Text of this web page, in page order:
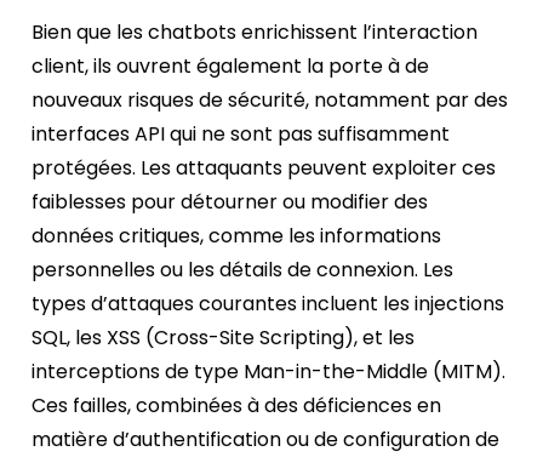
Bien que les chatbots enrichissent l’interaction
client, ils ouvrent également la porte à de
nouveaux risques de sécurité, notamment par des
interfaces API qui ne sont pas suffisamment
protégées. Les attaquants peuvent exploiter ces
faiblesses pour détourner ou modifier des
données critiques, comme les informations
personnelles ou les détails de connexion. Les
types d’attaques courantes incluent les injections
SQL, les XSS (Cross-Site Scripting), et les
interceptions de type Man-in-the-Middle (MITM).
Ces failles, combinées à des déficiences en
matière d’authentification ou de configuration de